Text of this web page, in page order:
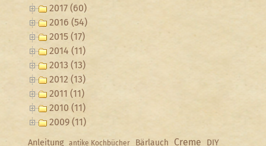
2017 (60)
2016 (54)
2015 (17)
2014 (11)
2013 (13)
2012 (13)
2011 (11)
2010 (11)
2009 (11)
Anleitung antike Kochbücher Bärlauch Creme DIY